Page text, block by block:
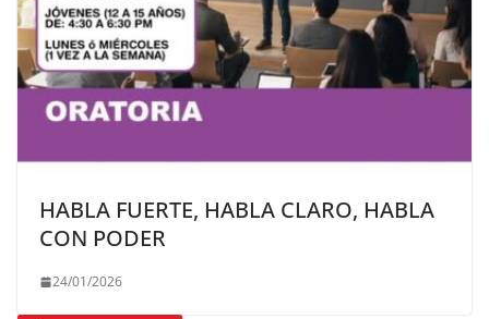
HABLA FUERTE, HABLA CLARO, HABLA
CON PODER
24/01/2026